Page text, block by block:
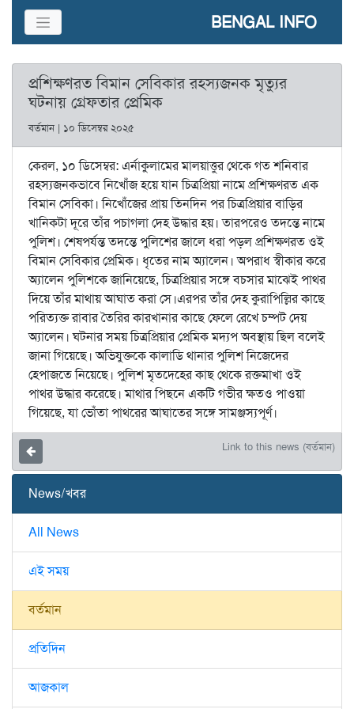
BENGAL INFO
প্রশিক্ষণরত বিমান সেবিকার রহস্যজনক মৃত্যুর
ঘটনায় গ্রেফতার প্রেমিক
বর্তমান | ১০ ডিসেম্বর ২০২৫
কেরল, ১০ ডিসেম্বর: এর্নাকুলামের মালয়াত্তুর থেকে গত শনিবার
রহস্যজনকভাবে নিখোঁজ হয়ে যান চিত্রপ্রিয়া নামে প্রশিক্ষণরত এক
বিমান সেবিকা। নিখোঁজের প্রায় তিনদিন পর চিত্রপ্রিয়ার বাড়ির
খানিকটা দূরে তাঁর পচাগলা দেহ উদ্ধার হয়। তারপরেও তদন্তে নামে
পুলিশ। শেষপর্যন্ত তদন্তে পুলিশের জালে ধরা পড়ল প্রশিক্ষণরত ওই
বিমান সেবিকার প্রেমিক। ধৃতের নাম অ্যালেন। অপরাধ স্বীকার করে
অ্যালেন পুলিশকে জানিয়েছে, চিত্রপ্রিয়ার সঙ্গে বচসার মাঝেই পাথর
দিয়ে তাঁর মাথায় আঘাত করা সে।এরপর তাঁর দেহ কুরাপিল্লির কাছে
পরিত্যক্ত রাবার তৈরির কারখানার কাছে ফেলে রেখে চম্পট দেয়
অ্যালেন। ঘটনার সময় চিত্রপ্রিয়ার প্রেমিক মদ্যপ অবস্থায় ছিল বলেই
জানা গিয়েছে। অভিযুক্তকে কালাডি থানার পুলিশ নিজেদের
হেপাজতে নিয়েছে। পুলিশ মৃতদেহের কাছ থেকে রক্তমাখা ওই
পাথর উদ্ধার করেছে। মাথার পিছনে একটি গভীর ক্ষতও পাওয়া
গিয়েছে, যা ভোঁতা পাথরের আঘাতের সঙ্গে সামঞ্জস্যপূর্ণ।
Link to this news (বর্তমান)
News/খবর
All News
এই সময়
বর্তমান
প্রতিদিন
আজকাল